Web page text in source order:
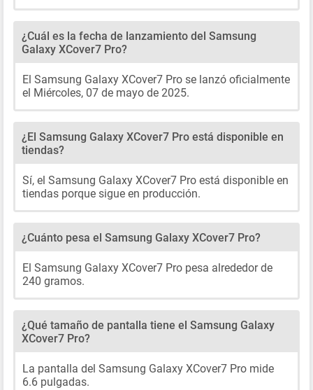
¿Cuál es la fecha de lanzamiento del Samsung
Galaxy XCover7 Pro?
El Samsung Galaxy XCover7 Pro se lanzó oficialmente
el Miércoles, 07 de mayo de 2025.
¿El Samsung Galaxy XCover7 Pro está disponible en
tiendas?
Sí, el Samsung Galaxy XCover7 Pro está disponible en
tiendas porque sigue en producción.
¿Cuánto pesa el Samsung Galaxy XCover7 Pro?
El Samsung Galaxy XCover7 Pro pesa alrededor de
240 gramos.
¿Qué tamaño de pantalla tiene el Samsung Galaxy
XCover7 Pro?
La pantalla del Samsung Galaxy XCover7 Pro mide
6.6 pulgadas.